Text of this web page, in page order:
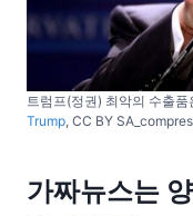
트럼프(정권) 최악의 수출
Trump , CC BY
가짜뉴스는